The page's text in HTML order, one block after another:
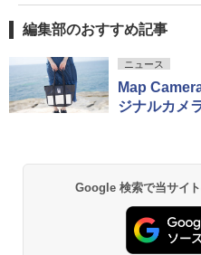
編集部のおすすめ記事
ニュース
Map
ジナルカメ
Google 検索で当サイ